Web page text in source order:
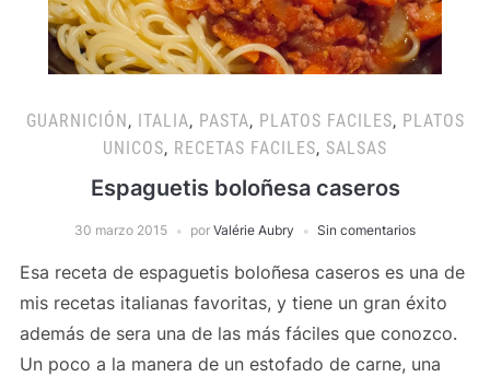
GUARNICIÓN , ITALIA, PASTA, PLATOS FACILES, PLATOS
UNICOS, RECETAS FACILES, SALSAS
Espaguetis boloñesa caseros
30 marzo 2015 por Valérie Aubry Sin comentarios
Esa receta de espaguetis boloñesa caseros es una de
mis recetas italianas favoritas, y tiene un gran éxito
además de sera una de las más fáciles que conozco.
Un poco a la manera de un estofado de carne, una